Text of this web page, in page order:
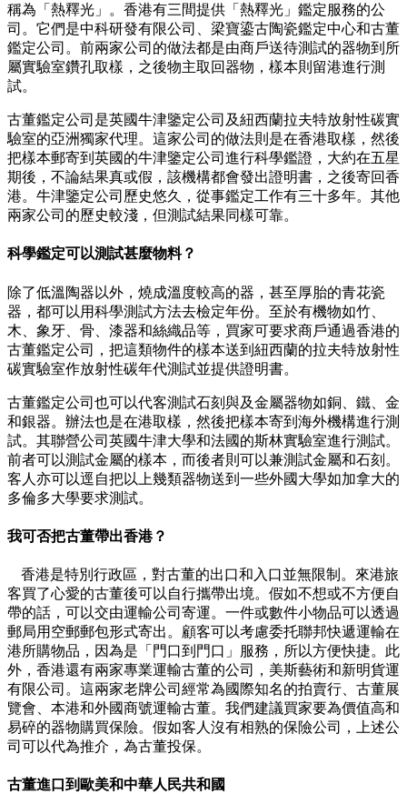
稱為「熱釋光」。香港有三間提供「熱釋光」鑑定服務的公
司。它們是中科研發有限公司、梁寶鎏古陶瓷鑑定中心和古董
鑑定公司。前兩家公司的做法都是由商戶送待測試的器物到所
屬實驗室鑽孔取樣，之後物主取回器物，樣本則留港進行測
試。
古董鑑定公司是英國牛津鑒定公司及紐西蘭拉夫特放射性碳實
驗室的亞洲獨家代理。這家公司的做法則是在香港取樣，然後
把樣本郵寄到英國的牛津鑒定公司進行科學鑑證，大約在五星
期後，不論結果真或假，該機構都會發出證明書，之後寄回香
港。牛津鑒定公司歷史悠久，從事鑑定工作有三十多年。其他
兩家公司的歷史較淺，但測試結果同樣可靠。
科學鑑定可以測試甚麼物料？
除了低溫陶器以外，燒成溫度較高的器，甚至厚胎的青花瓷
器，都可以用科學測試方法去檢定年份。至於有機物如竹、
木、象牙、骨、漆器和絲織品等，買家可要求商戶通過香港的
古董鑑定公司，把這類物件的樣本送到紐西蘭的拉夫特放射性
碳實驗室作放射性碳年代測試並提供證明書。
古董鑑定公司也可以代客測試石刻與及金屬器物如銅、鐵、金
和銀器。辦法也是在港取樣，然後把樣本寄到海外機構進行測
試。其聯營公司英國牛津大學和法國的斯林實驗室進行測試。
前者可以測試金屬的樣本，而後者則可以兼測試金屬和石刻。
客人亦可以逕自把以上幾類器物送到一些外國大學如加拿大的
多倫多大學要求測試。
我可否把古董帶出香港？
香港是特別行政區，對古董的出口和入口並無限制。來港旅
客買了心愛的古董後可以自行攜帶出境。假如不想或不方便自
帶的話，可以交由運輸公司寄運。一件或數件小物品可以透過
郵局用空郵郵包形式寄出。顧客可以考慮委托聯邦快遞運輸在
港所購物品，因為是「門口到門口」服務，所以方便快捷。此
外，香港還有兩家專業運輸古董的公司，美斯藝術和新明貨運
有限公司。這兩家老牌公司經常為國際知名的拍賣行、古董展
覽會、本港和外國商號運輸古董。我們建議買家要為價值高和
易碎的器物購買保險。假如客人沒有相熟的保險公司，上述公
司可以代為推介，為古董投保。
古董進口到歐美和中華人民共和國